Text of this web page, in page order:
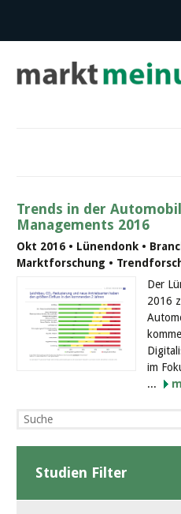
Trends in der
Managements 2016
Okt 2016 • Lünendonk •
Marktforschung •
Der
2016
im
...
Studien Filter